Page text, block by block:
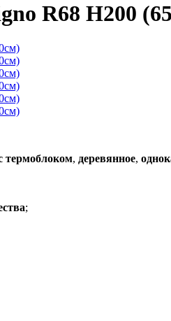
R68 H200
термоблоком, деревянное,
;